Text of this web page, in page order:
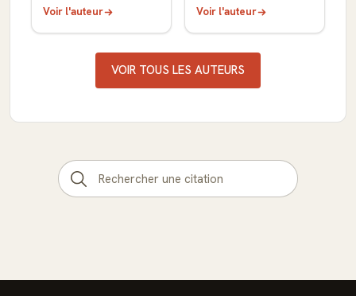
Voir l'auteur Voir l'auteur
VOIR TOUS LES AUTEURS